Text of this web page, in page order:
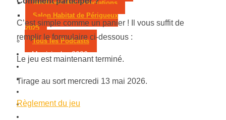
Week-end des associations
Salon Habitat de Périgueux
2025
Tous les Podcasts
Municipales 2026
Partenaires
Évènements
C’est simple comme un panier ! Il vous suffit de
remplir le formulaire ci-dessous :
Le jeu est maintenant terminé.
Tirage au sort mercredi 13 mai 2026.
Règlement du jeu